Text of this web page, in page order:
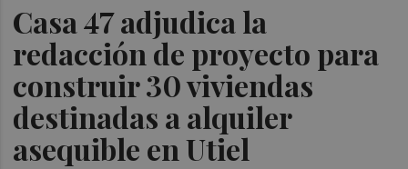
Casa 47 adjudica la
redacción de proyecto para
construir 30 viviendas
destinadas a alquiler
asequible en Utiel